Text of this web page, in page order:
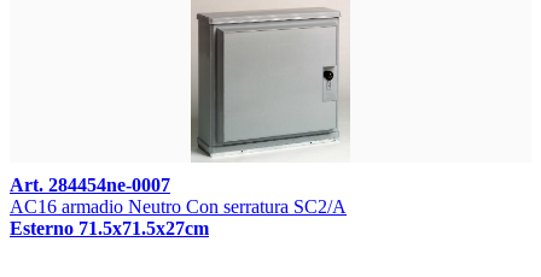
Art. 284454ne-0007
AC16 armadio Neutro Con serratura SC2/A
Esterno 71.5x71.5x27cm